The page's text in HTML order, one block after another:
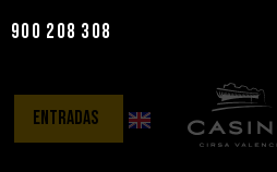
contenido
900 208 308
entradas